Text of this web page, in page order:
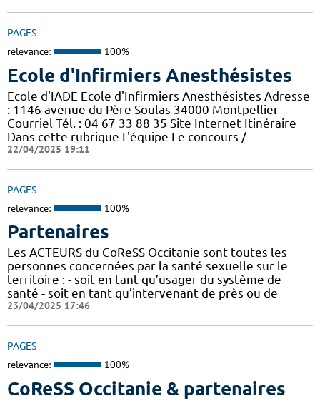
PAGES
relevance: 100%
Ecole d'Infirmiers Anesthésistes
Ecole d'IADE Ecole d'Infirmiers Anesthésistes Adresse
: 1146 avenue du Père Soulas 34000 Montpellier
Courriel Tél. : 04 67 33 88 35 Site Internet Itinéraire
Dans cette rubrique L'équipe Le concours /
22/04/2025 19:11
PAGES
relevance: 100%
Partenaires
Les ACTEURS du CoReSS Occitanie sont toutes les
personnes concernées par la santé sexuelle sur le
territoire : - soit en tant qu’usager du système de
santé - soit en tant qu’intervenant de près ou de
23/04/2025 17:46
PAGES
relevance: 100%
CoReSS Occitanie & partenaires